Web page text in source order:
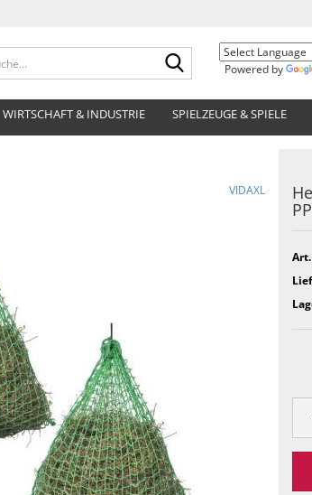
Suche...
Powered by
WIRTSCHAFT & INDUSTRIE SPIELZEUGE & SPIELE
VIDAXL
PP